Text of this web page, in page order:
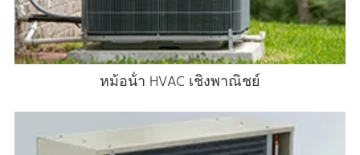
หม้อน้ํา HVAC เชิงพาณิชย์